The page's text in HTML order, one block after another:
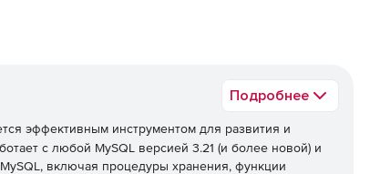
Подробнее
эффективным инструментом для развития и
с любой MySQL версией 3.21 (и более новой) и
включая процедуры хранения, функции